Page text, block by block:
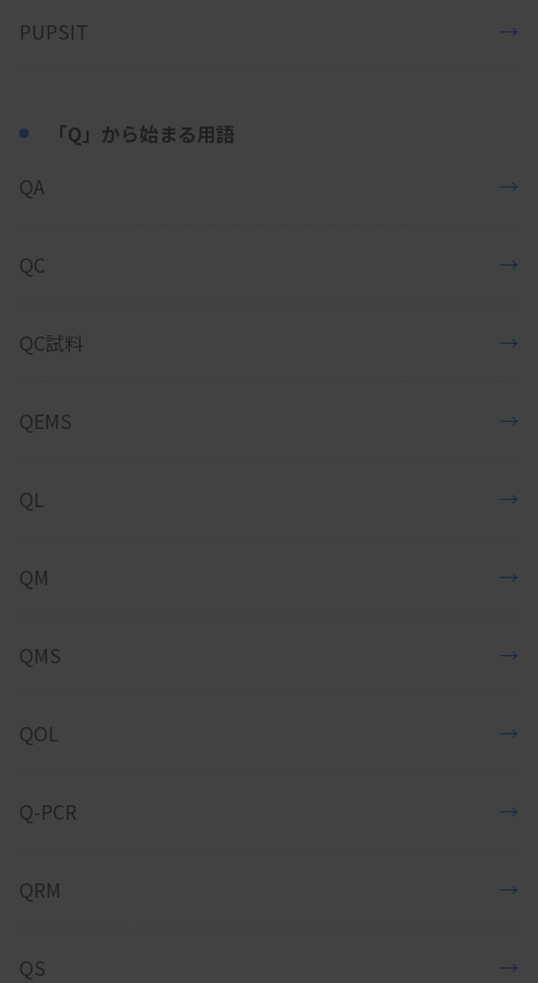
PUPSIT →
「Q」から始まる用語
QA
→
QC →
QC試料 →
QEMS →
QL →
QM →
QMS →
QOL →
Q-PCR →
QRM →
QS →